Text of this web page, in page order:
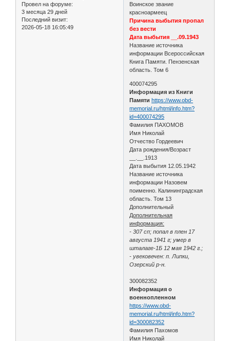
Провел на форуме:
3 месяца 29 дней
Последний визит:
2026-05-18 16:05:49
Воинское звание
красноармеец
Причина выбытия пропал
без вести
Дата выбытия __.09.1943
Название источника
информации Всероссийская
Книга Памяти. Пензенская
область. Том 6
400074295
Информация из Книги
Памяти https://www.obd-
memorial.ru/html/info.htm?
id=400074295
Фамилия ПАХОМОВ
Имя Николай
Отчество Гордеевич
Дата рождения/Возраст
__.__.1913
Дата выбытия 12.05.1942
Название источника
информации Назовем
поименно. Калининградская
область. Том 13
Дополнительный
Дополнительная
информация:
- 307 сп; попал в плен 17
августа 1941 г; умер в
шталаге-1Б 12 мая 1942 г.;
- увековечен: п. Липки,
Озерский р-н.
300082352
Информация о
военнопленном
https://www.obd-
memorial.ru/html/info.htm?
id=300082352
Фамилия Пахомов
Имя Николай